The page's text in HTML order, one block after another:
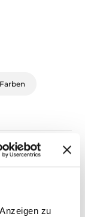
zu
Farben